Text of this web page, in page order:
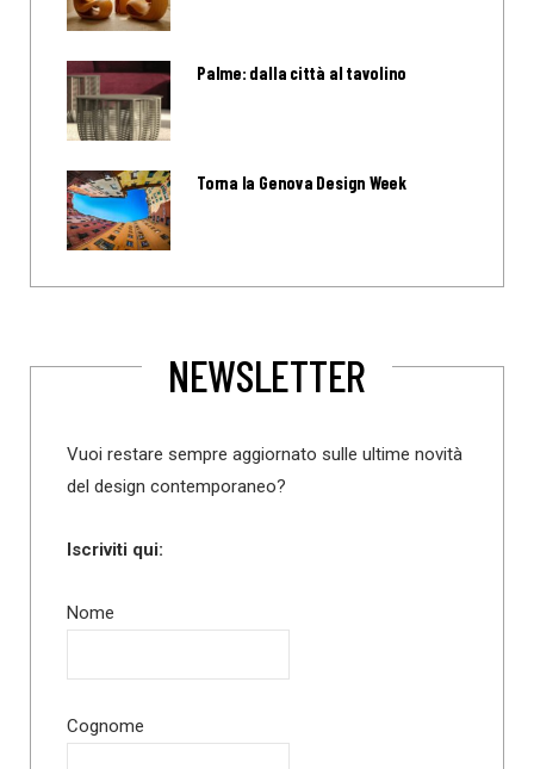
Palme: dalla città al tavolino
Torna la Genova Design Week
NEWSLETTER
Vuoi restare sempre aggiornato sulle ultime novità
del design contemporaneo?
Iscriviti qui:
Nome
Cognome